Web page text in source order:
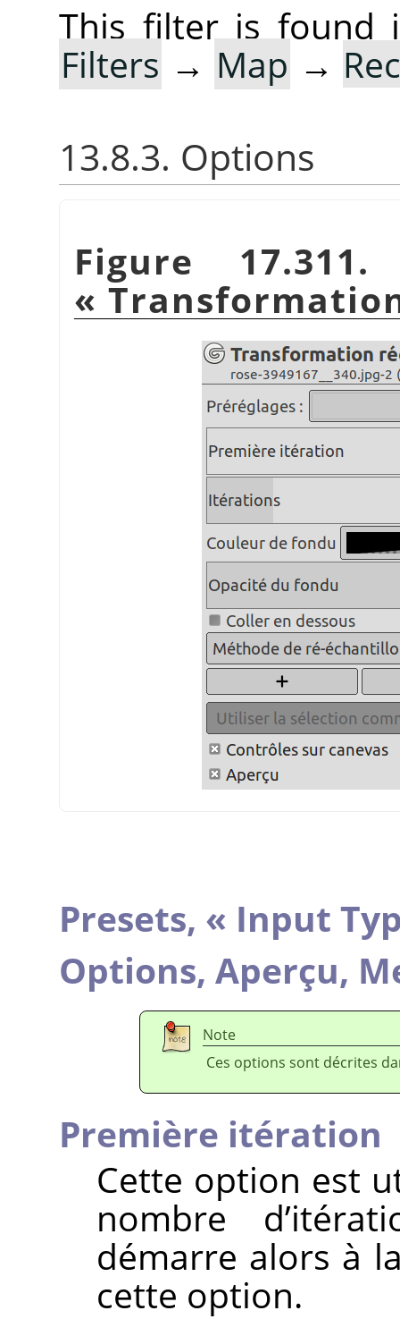
This filter is found
Filters → Map →
13.8.3. Options
Figure
«
Presets, « Input
Options, Aperçu,
Note
Ces options sont décrites
Première itération
Cette option est
nombre
démarre alors à
cette option.